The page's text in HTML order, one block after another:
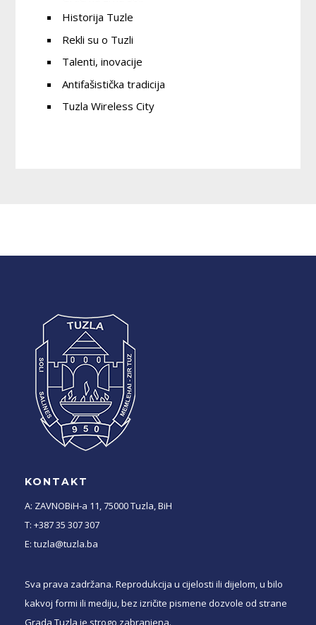
Historija Tuzle
Rekli su o Tuzli
Talenti, inovacije
Antifašistička tradicija
Tuzla Wireless City
KONTAKT
A: ZAVNOBiH-a 11, 75000 Tuzla, BiH
T: +387 35 307 307
E: tuzla@tuzla.ba
Sva prava zadržana. Reprodukcija u cijelosti ili dijelom, u bilo
kakvoj formi ili mediju, bez izričite pismene dozvole od strane
Grada Tuzla je strogo zabranjena.